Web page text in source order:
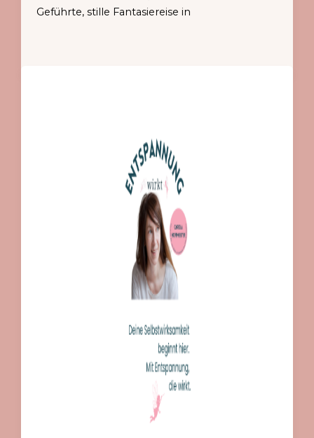
Geführte, stille Fantasiereise in